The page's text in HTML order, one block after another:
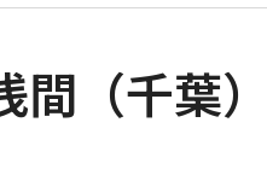
間（千葉